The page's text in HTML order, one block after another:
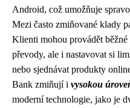
Android, což umožňuje
Mezi často zmiňované klady
Klienti mohou provádět
převody, ale i nastavovat si
nebo sjednávat produkty
Bank zmiňují i vysokou
moderní technologie, jako je